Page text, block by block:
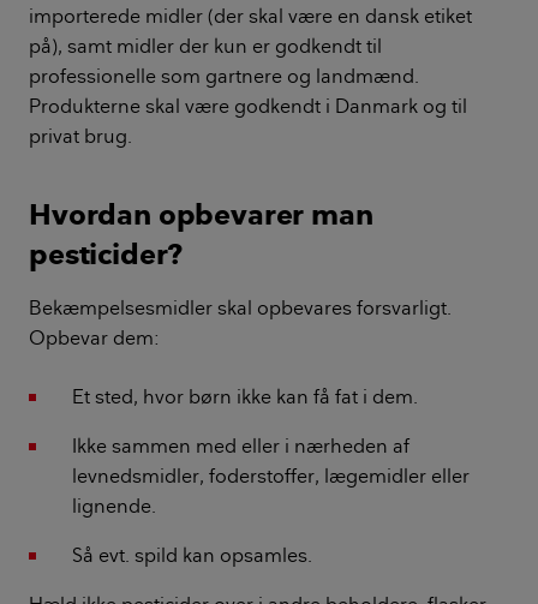
importerede midler (der skal være en dansk etiket
på), samt midler der kun er godkendt til
professionelle som gartnere og landmænd.
Produkterne skal være godkendt i Danmark og til
privat brug.
Hvordan opbevarer man
pesticider?
Bekæmpelsesmidler skal opbevares forsvarligt.
Opbevar dem:
Et sted, hvor børn ikke kan få fat i dem.
Ikke sammen med eller i nærheden af
levnedsmidler, foderstoffer, lægemidler eller
lignende.
Så evt. spild kan opsamles.